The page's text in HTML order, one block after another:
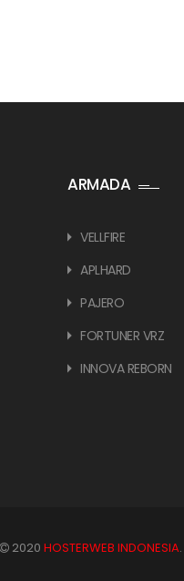
ARMADA
VELLFIRE
APLHARD
PAJERO
FORTUNER VRZ
INNOVA REBORN
2020 HOSTERWEB INDONESIA